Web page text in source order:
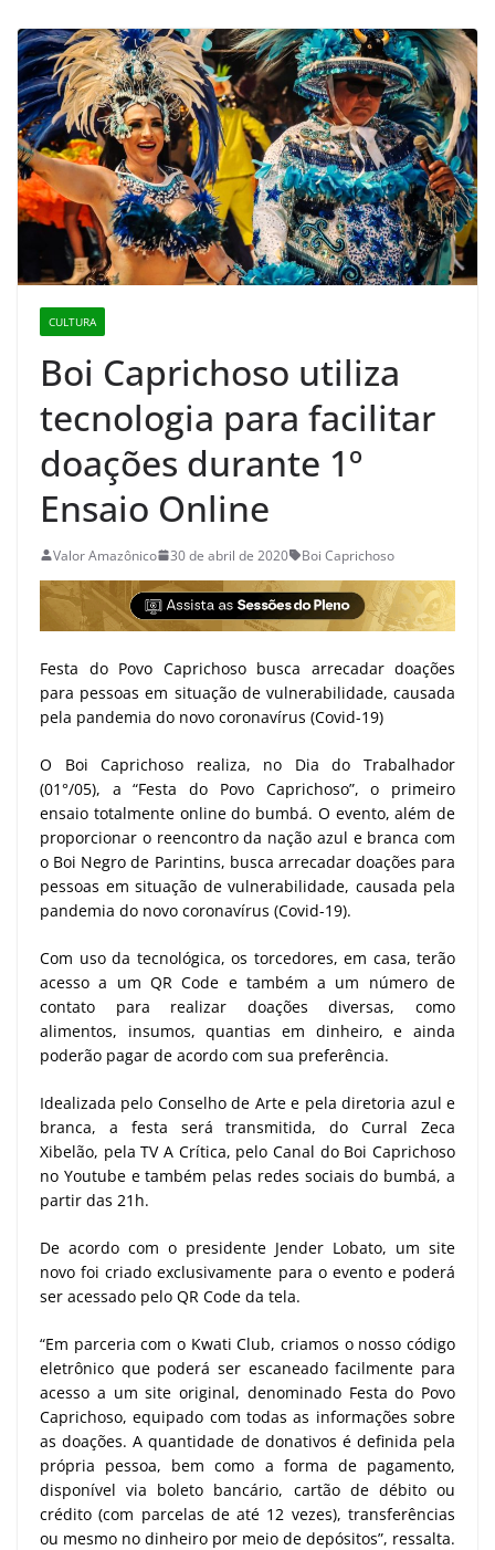
CULTURA
Boi Caprichoso utiliza
tecnologia para facilitar
doações durante 1º
Ensaio Online
Valor Amazônico 30 de abril de 2020 Boi Caprichoso
Festa do Povo Caprichoso busca arrecadar doações
para pessoas em situação de vulnerabilidade, causada
pela pandemia do novo coronavírus (Covid-19)
O Boi Caprichoso realiza, no Dia do Trabalhador
(01°/05), a “Festa do Povo Caprichoso”, o primeiro
ensaio totalmente online do bumbá. O evento, além de
proporcionar o reencontro da nação azul e branca com
o Boi Negro de Parintins, busca arrecadar doações para
pessoas em situação de vulnerabilidade, causada pela
pandemia do novo coronavírus (Covid-19).
Com uso da tecnológica, os torcedores, em casa, terão
acesso a um QR Code e também a um número de
contato para realizar doações diversas, como
alimentos, insumos, quantias em dinheiro, e ainda
poderão pagar de acordo com sua preferência.
Idealizada pelo Conselho de Arte e pela diretoria azul e
branca, a festa será transmitida, do Curral Zeca
Xibelão, pela TV A Crítica, pelo Canal do Boi Caprichoso
no Youtube e também pelas redes sociais do bumbá, a
partir das 21h.
De acordo com o presidente Jender Lobato, um site
novo foi criado exclusivamente para o evento e poderá
ser acessado pelo QR Code da tela.
“Em parceria com o Kwati Club, criamos o nosso código
eletrônico que poderá ser escaneado facilmente para
acesso a um site original, denominado Festa do Povo
Caprichoso, equipado com todas as informações sobre
as doações. A quantidade de donativos é definida pela
própria pessoa, bem como a forma de pagamento,
disponível via boleto bancário, cartão de débito ou
crédito (com parcelas de até 12 vezes), transferências
ou mesmo no dinheiro por meio de depósitos”, ressalta.